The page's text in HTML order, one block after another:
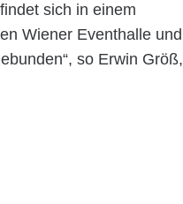
sich in einem
Wiener Eventhalle
so Erwin Größ,